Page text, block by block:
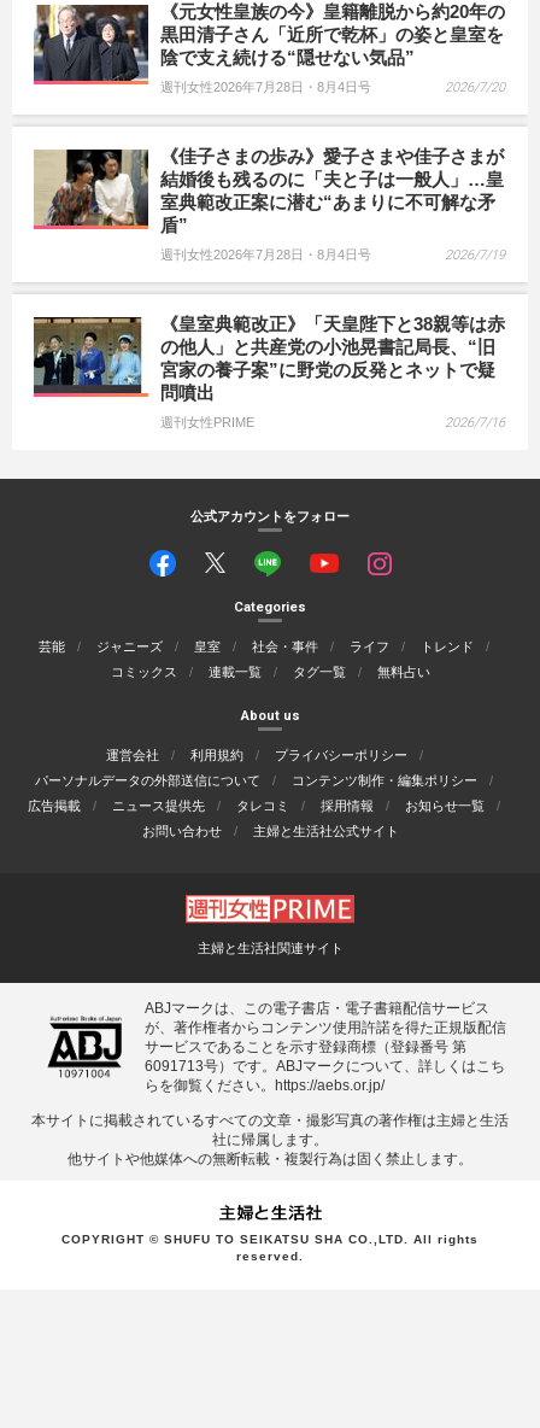
《元女性皇族の今》皇籍離脱から約20年の
黒田清子さん「近所で乾杯」の姿と皇室を
陰で支え続ける“隠せない気品”
週刊女性2026年7月28日・8月4日号 2026/7/20
《佳子さまの歩み》愛子さまや佳子さまが
結婚後も残るのに「夫と子は一般人」…皇
室典範改正案に潜む“あまりに不可解な矛
盾”
週刊女性2026年7月28日・8月4日号 2026/7/19
《皇室典範改正》「天皇陛下と38親等は赤
の他人」と共産党の小池晃書記局長、“旧
宮家の養子案”に野党の反発とネットで疑
問噴出
週刊女性PRIME 2026/7/16
公式アカウントをフォロー
Categories
芸能 ジャニーズ 皇室 社会・事件 ライフ
トレンド
コミックス
連載一覧 タグ一覧 無料占い
About us
運営会社 利用規約
プライバシーポリシー
パーソナルデータの外部送信について
コンテンツ制作・編集ポリシー
広告掲載
ニュース提供先 タレコミ 採用情報
お知らせ一覧
お問い合わせ
主婦と生活社公式サイト
主婦と生活社関連サイト
ABJマークは、この電子書店・電子書籍配信サービス
が、著作権者からコンテンツ使用許諾を得た正規版配信
サービスであることを示す登録商標（登録番号 第
6091713号）です。ABJマークについて、詳しくはこち
らを御覧ください。
https://aebs.or.jp/
本サイトに掲載されているすべての⽂章・撮影写真の著作権は主婦と⽣活
社に帰属します。
他サイトや他媒体への無断転載・複製⾏為は固く禁⽌します。
COPYRIGHT © SHUFU TO SEIKATSU SHA CO.,LTD. All rights
reserved.